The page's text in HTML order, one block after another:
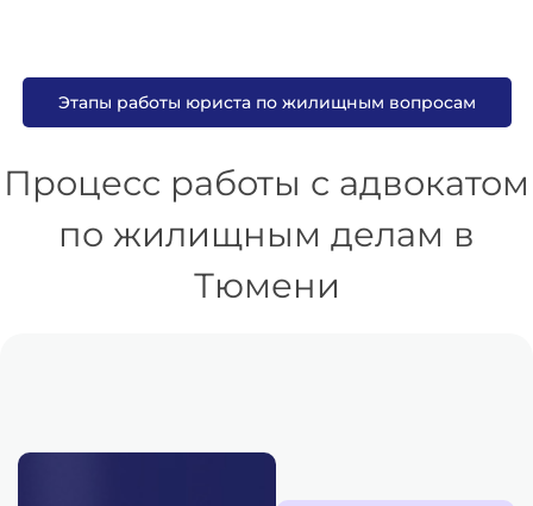
Этапы работы юриста по жилищным вопросам
Процесс работы с адвокатом
по жилищным делам в
Тюмени